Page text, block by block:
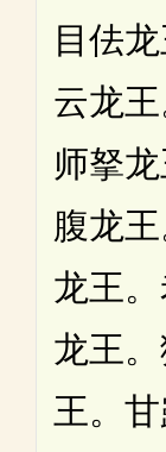
目佉
云龙
师拏
腹龙
龙王
龙王
王。